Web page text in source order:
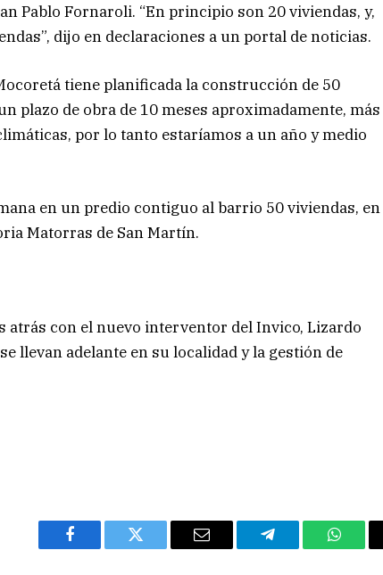
Pablo Fornaroli. “En principio son 20 viviendas, y,
dijo en declaraciones a un portal de noticias.
tiene planificada la construcción de 50
plazo de obra de 10 meses aproximadamente, más
por lo tanto estaríamos a un año y medio
en un predio contiguo al barrio 50 viviendas, en
Matorras de San Martín.
atrás con el nuevo interventor del Invico, Lizardo
llevan adelante en su localidad y la gestión de
Facebook Twitter Email Telegram